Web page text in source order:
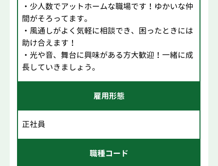
・少人数でアットホームな職場です！ゆかいな仲
間がそろってます。
・風通しがよく気軽に相談でき、困ったときには
助け合えます！
・光や音、舞台に興味がある方大歓迎！一緒に成
長していきましょう。
雇用形態
正社員
職種コード